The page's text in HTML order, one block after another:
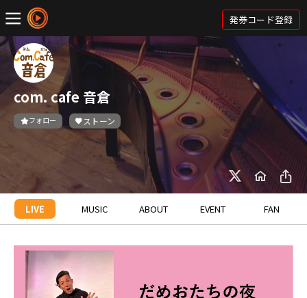
発券コード登録
com. cafe 音倉
フォロー ストーン
LIVE MUSIC ABOUT EVENT FAN